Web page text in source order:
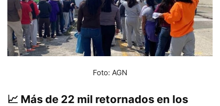
Foto: AGN
📈 Más de 22 mil retornados en los